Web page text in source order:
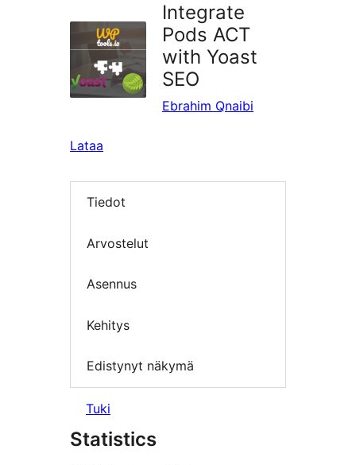
Integrate
Pods ACT
with Yoast
SEO
Ebrahim Qnaibi
Lataa
Tiedot
Arvostelut
Asennus
Kehitys
Edistynyt näkymä
Tuki
Statistics